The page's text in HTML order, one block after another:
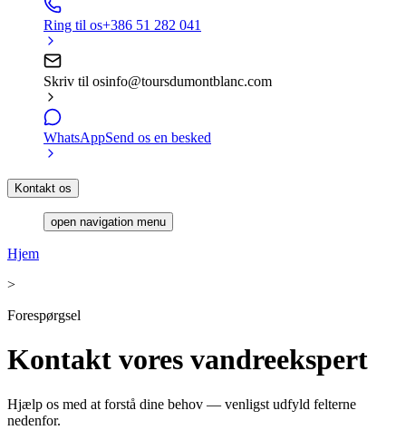
Ring til os+386 51 282 041
Skriv til osinfo@toursdumontblanc.com
WhatsAppSend os en besked
Kontakt os
open navigation menu
Hjem
>
Forespørgsel
Kontakt vores vandreekspert
Hjælp os med at forstå dine behov — venligst udfyld felterne
nedenfor.